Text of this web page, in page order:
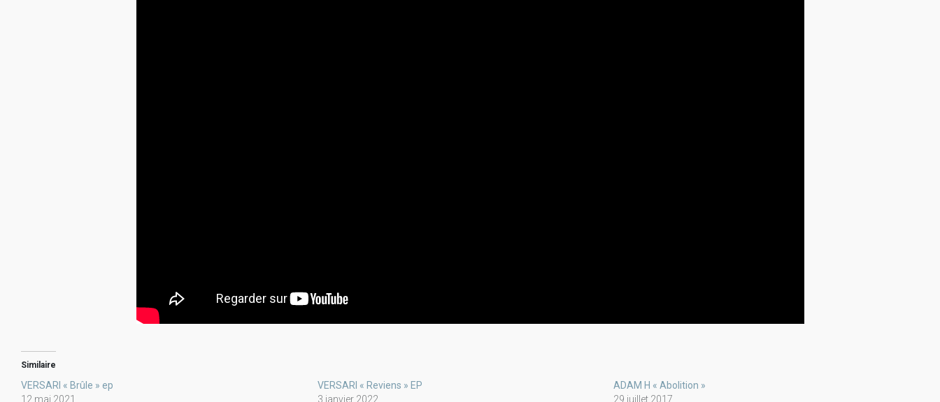
Similaire
VERSARI « Brûle » ep
12 mai 2021
VERSARI « Reviens » EP
3 janvier 2022
ADAM H « Abolition »
29 juillet 2017